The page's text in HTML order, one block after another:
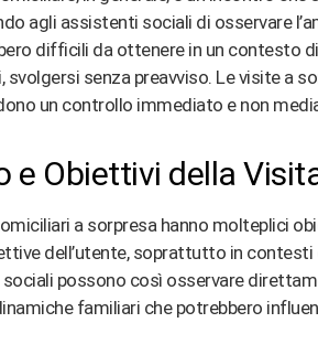
agli assistenti sociali di osservare
difficili da ottenere in un contesto
svolgersi senza preavviso. Le visite a
un controllo immediato e non
e Obiettivi della
a sorpresa hanno molteplici
dell’utente, soprattutto in contesti
possono così osservare
familiari che potrebbero